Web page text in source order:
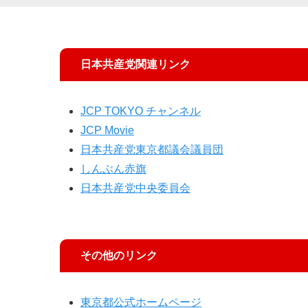
日本共産党関連リンク
JCP TOKYO チャンネル
JCP Movie
日本共産党東京都議会議員団
しんぶん赤旗
日本共産党中央委員会
その他のリンク
東京都公式ホームページ